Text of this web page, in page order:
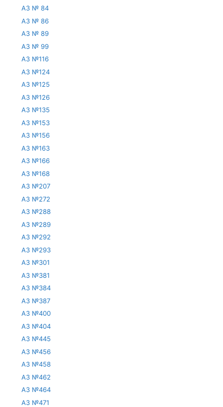
АЗ № 84
АЗ № 86
АЗ № 89
АЗ № 99
АЗ №116
АЗ №124
АЗ №125
АЗ №126
АЗ №135
АЗ №153
АЗ №156
АЗ №163
АЗ №166
АЗ №168
АЗ №207
АЗ №272
АЗ №288
АЗ №289
АЗ №292
АЗ №293
АЗ №301
АЗ №381
АЗ №384
АЗ №387
АЗ №400
АЗ №404
АЗ №445
АЗ №456
АЗ №458
АЗ №462
АЗ №464
АЗ №471